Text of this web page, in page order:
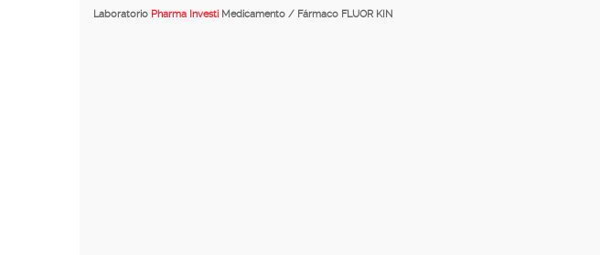
Laboratorio Pharma Investi Medicamento / Fármaco FLUOR KIN